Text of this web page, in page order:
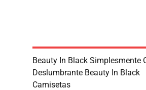
Beauty In Black Simplesmente
Deslumbrante Beauty In Black
Camisetas